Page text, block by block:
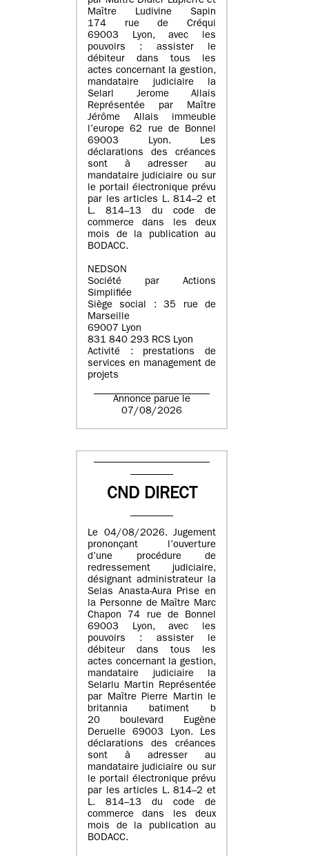
Maître Ludivine Sapin
174 rue de Créqui
69003 Lyon, avec les
pouvoirs : assister le
débiteur dans tous les
actes concernant la gestion,
mandataire judiciaire la
Selarl Jerome Allais
Représentée par Maître
Jérôme Allais immeuble
l’europe 62 rue de Bonnel
69003 Lyon. Les
déclarations des créances
sont à adresser au
mandataire judiciaire ou sur
le portail électronique prévu
par les articles L. 814–2 et
L. 814–13 du code de
commerce dans les deux
mois de la publication au
BODACC.
NEDSON
Société par Actions
Simplifiée
Siège social : 35 rue de
Marseille
69007 Lyon
831 840 293 RCS Lyon
Activité : prestations de
services en management de
projets
Annonce parue le
07/08/2026
CND DIRECT
Le 04/08/2026. Jugement
prononçant l’ouverture
d’une procédure de
redressement judiciaire,
désignant administrateur la
Selas Anasta-Aura Prise en
la Personne de Maître Marc
Chapon 74 rue de Bonnel
69003 Lyon, avec les
pouvoirs : assister le
débiteur dans tous les
actes concernant la gestion,
mandataire judiciaire la
Selarlu Martin Représentée
par Maître Pierre Martin le
britannia batiment b
20 boulevard Eugène
Deruelle 69003 Lyon. Les
déclarations des créances
sont à adresser au
mandataire judiciaire ou sur
le portail électronique prévu
par les articles L. 814–2 et
L. 814–13 du code de
commerce dans les deux
mois de la publication au
BODACC.